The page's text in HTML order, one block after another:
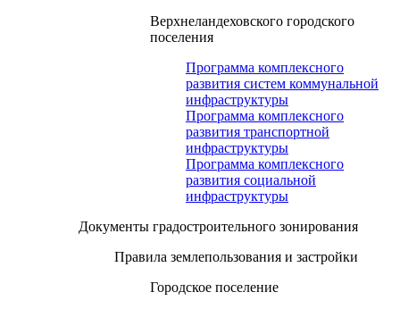
Верхнеландеховского городского
поселения
Программа комплексного
развития систем коммунальной
инфраструктуры
Программа комплексного
развития транспортной
инфраструктуры
Программа комплексного
развития социальной
инфраструктуры
Документы градостроительного зонирования
Правила землепользования и застройки
Городское поселение